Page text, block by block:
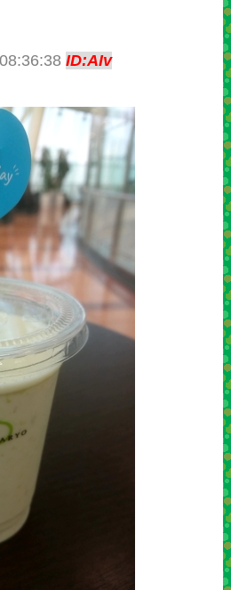
ID:AIv